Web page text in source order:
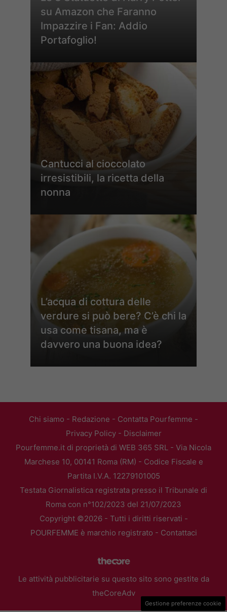
su Amazon che Faranno
Impazzire i Fan: Addio
Portafoglio!
Cantucci al cioccolato
irresistibili, la ricetta della
nonna
L’acqua di cottura delle
verdure si può bere? C’è chi la
usa come tisana, ma è
davvero una buona idea?
Chi siamo - Redazione - Contatta Pourfemme -
Privacy Policy- Disclaimer
Pourfemme.it di proprietà di WEB 365 SRL - Via Nicola
Marchese 10, 00141 Roma (RM) - Codice Fiscale e
Partita I.V.A. 12279101005
Testata Giornalistica registrata presso il Tribunale di
Roma con n°102/2023 del 21/07/2023
Copyright ©2026 - Tutti i diritti riservati -
POURFEMME è marchio registrato - Contattaci
Le attività pubblicitarie su questo sito sono gestite da
theCoreAdv
Gestione preferenze cookie